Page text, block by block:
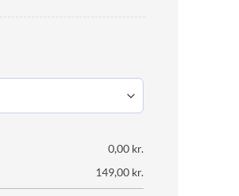
0,00 kr.
149,00 kr.